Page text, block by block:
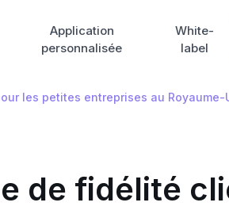
Application
personnalisée
White-
label
les petites entreprises au Royaume-
de fidélité